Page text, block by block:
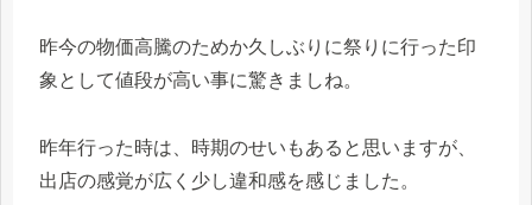
昨今の物価高騰のためか久しぶりに祭りに行った印
象として値段が高い事に驚きましね。
昨年行った時は、時期のせいもあると思いますが、
出店の感覚が広く少し違和感を感じました。